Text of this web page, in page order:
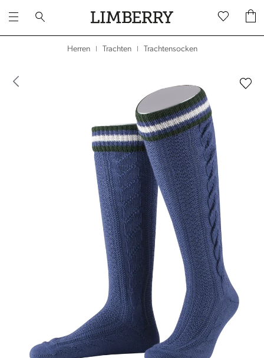
Herren Trachten Trachtensocken